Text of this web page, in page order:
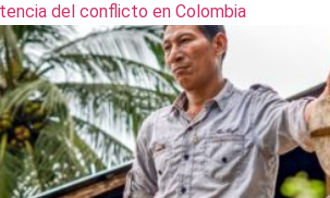
del conflicto en Colombia